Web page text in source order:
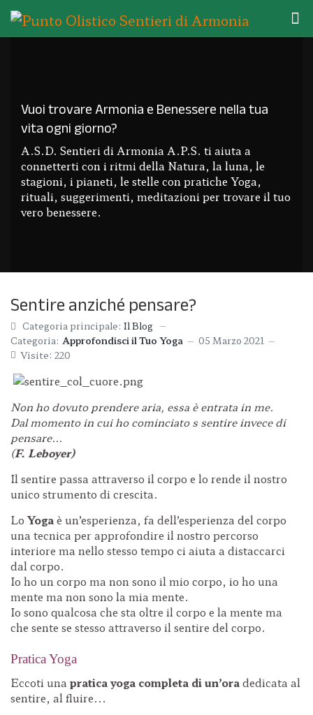
Vuoi trovare Armonia e Benessere nella tua
vita ogni giorno?
A.S.D. Sentieri di Armonia A.P.S. ti aiuta a
connetterti con i ritmi della Natura, la luna, le
stagioni, i pianeti, le stelle con pratiche Yoga,
rituali, suggerimenti, meditazioni per trovare il tuo
vero benessere.
Sentire anziché pensare?
Categoria principale: Il Blog
Categoria: Approfondisci il Tuo Yoga
05 Marzo 2021
Visite: 220
Non ho dovuto prendere aria, essa è entrata in me.
Dal momento in cui ho cominciato s sentire invece di
pensare...
(F. Leboyer)
Il sentire passa attraverso il corpo e lo rende il nostro
unico strumento di crescita.
LoYogaè un’esperienza, fa dell’esperienza del corpo
una tecnica per approfondire il nostro percorso
interiore ma nello stesso tempo ci aiuta a distaccarci
dal corpo.
Io ho un corpo ma non sono il mio corpo, io ho una
mente ma non sono la mia mente.
Io sono qualcosa che sta oltre il corpo e la mente ma
che sente se stesso attraverso il sentire del corpo.
Pratica Yoga
Eccoti una pratica yoga completa di un’oradedicata al
sentire, al fluire...